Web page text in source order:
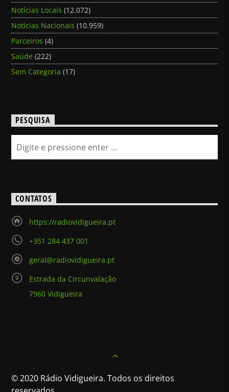
Notícias Locais (12.072)
Notícias Nacionais (10.959)
Parceiros (4)
Saúde (222)
Sem Categoria (17)
PESQUISA
CONTATOS
https://radiovidigueira.pt
+351 284 437 001
geral@radiovidigueira.pt
Estrada da Circunvalação
7960 Vidigueira
© 2020 Rádio Vidigueira. Todos os direitos